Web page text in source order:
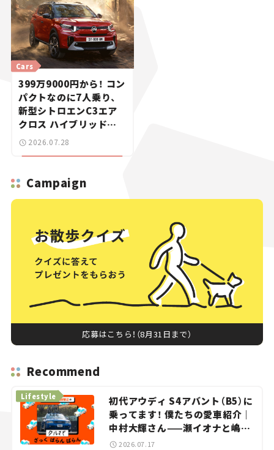
Cars
399万9000円から！ コン
パクトなのに7人乗り、
新型シトロエンC3エア
クロス ハイブリッドが
上陸【新車ニュース】
2026.07.28
Campaign
応募はこちら！（8月31日まで）
Recommend
初代アウディ S4アバント（B5）に
乗ってます！ 僕たちの愛車紹介｜
中村大輝さん——瀬イオナと嶋田
智之の「クルマでざっくばらんば
Lifestyle
2026.07.17